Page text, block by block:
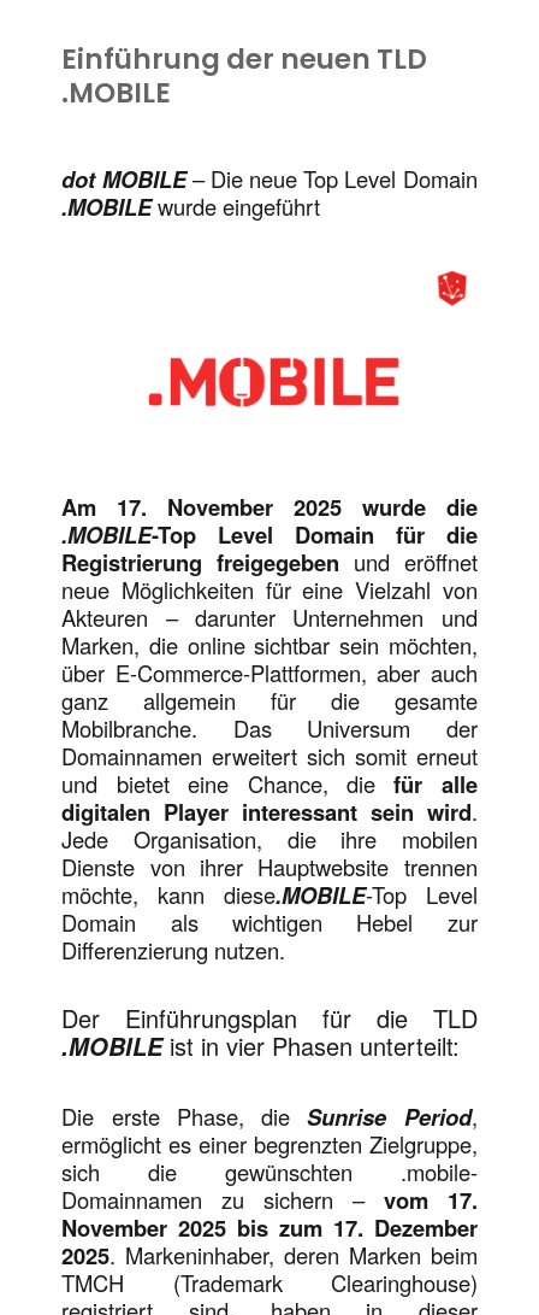
Einführung der neuen TLD
.MOBILE
dot MOBILE– Die neue Top Level Domain
.MOBILEwurde eingeführt
Am 17. November 2025 wurde die
.MOBILE-Top Level Domain für die
Registrierung freigegeben und eröffnet
neue Möglichkeiten für eine Vielzahl von
Akteuren – darunter Unternehmen und
Marken, die online sichtbar sein möchten,
über E-Commerce-Plattformen, aber auch
ganz allgemein für die gesamte
Mobilbranche. Das Universum der
Domainnamen erweitert sich somit erneut
und bietet eine Chance, diefür alle
digitalen Player interessant sein wird.
Jede Organisation, die ihre mobilen
Dienste von ihrer Hauptwebsite trennen
möchte, kann diese.MOBILE-Top Level
Domain als wichtigen Hebel zur
Differenzierung nutzen.
Der Einführungsplan für die TLD
.MOBILEist in vier Phasen unterteilt:
Die erste Phase, dieSunrise Period,
ermöglicht es einer begrenzten Zielgruppe,
sich die gewünschten .mobile-
Domainnamen zu sichern – vom 17.
November 2025 bis zum 17. Dezember
2025. Markeninhaber, deren Marken beim
TMCH (Trademark Clearinghouse)